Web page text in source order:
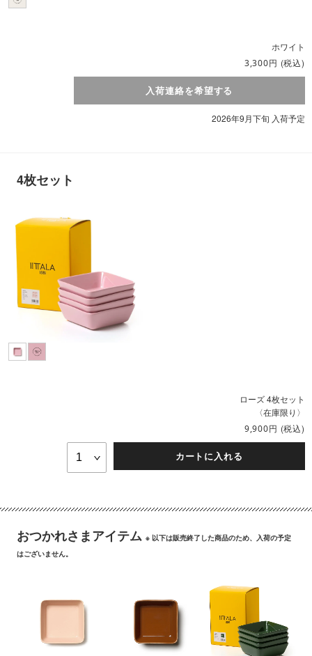
ホワイト
3,300円 (税込)
入荷連絡を希望する
2026年9月下旬 入荷予定
4枚セット
ローズ 4枚セット
〈在庫限り〉
9,900円 (税込)
カートに入れる
おつかれさまアイテム ※ 以下は販売終了した商品のため、入荷の予定
はございません。